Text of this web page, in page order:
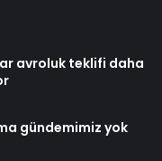
avroluk teklifi daha
gündemimiz yok